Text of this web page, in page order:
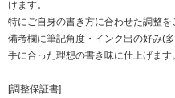
けます。
特にご自身の書き方に合わせた調整
備考欄に筆記角度・インク出の好み(
手に合った理想の書き味に仕上げます。
[調整保証書]